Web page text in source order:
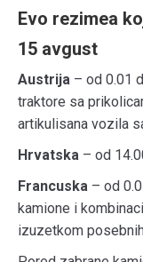
Evo rezimea
15 avgust
Austrija – od 0.01
traktore sa
artikulisana vozila
Hrvatska – od
Francuska – od
kamione i
izuzetkom